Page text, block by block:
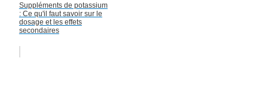
Suppléments de potassium
: Ce qu'il faut savoir sur le
dosage et les effets
secondaires